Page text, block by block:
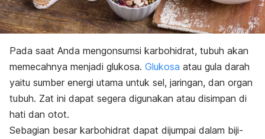
Pada saat Anda mengonsumsi karbohidrat, tubuh akan
memecahnya menjadi glukosa. Glukosa atau gula darah
yaitu sumber energi utama untuk sel, jaringan, dan organ
tubuh. Zat ini dapat segera digunakan atau disimpan di
hati dan otot.
Sebagian besar karbohidrat dapat dijumpai dalam biji-